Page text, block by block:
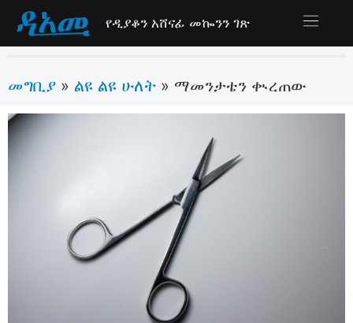
የዲያቆን አሸናፊ መኰንን ገጽ
መግቢያ » ልዩ ልዩ ሁለት » ማመንታቴን ቊረጠው